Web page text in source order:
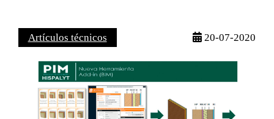
Artículos técnicos 20-07-2020